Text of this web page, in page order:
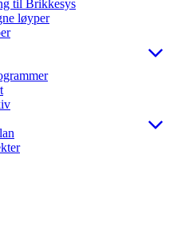
til Brikkesys
løyper